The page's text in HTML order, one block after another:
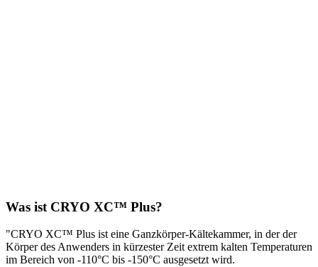
Was ist CRYO XC™ Plus?
"CRYO XC™ Plus ist eine Ganzkörper-Kältekammer, in der der
Körper des Anwenders in kürzester Zeit extrem kalten Temperaturen
im Bereich von -110°C bis -150°C ausgesetzt wird.